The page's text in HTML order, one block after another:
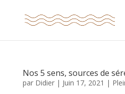
Nos 5 sens, sources de
par Didier| Juin 17, 2021 |